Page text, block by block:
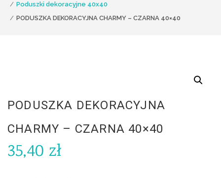
Poduszki dekoracyjne 40x40
PODUSZKA DEKORACYJNA CHARMY – CZARNA 40×40
PODUSZKA DEKORACYJNA
CHARMY – CZARNA 40×40
35,40 zł